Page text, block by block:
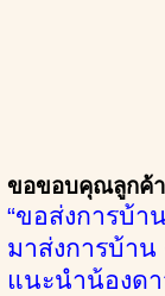
ขอขอบคุณลูกค้า
“ขอส่งการบ้า
มาส่งการบ้า
แนะนำน้องด